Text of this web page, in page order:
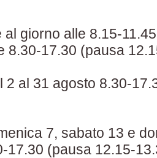
al giorno alle 8.15-
8.30-17.30 (pausa
2 al 31 agosto 8.30-
7, sabato 13 e
17.30 (pausa 12.15-